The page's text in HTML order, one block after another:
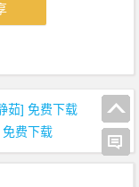
茹] 免费下载
免费下载